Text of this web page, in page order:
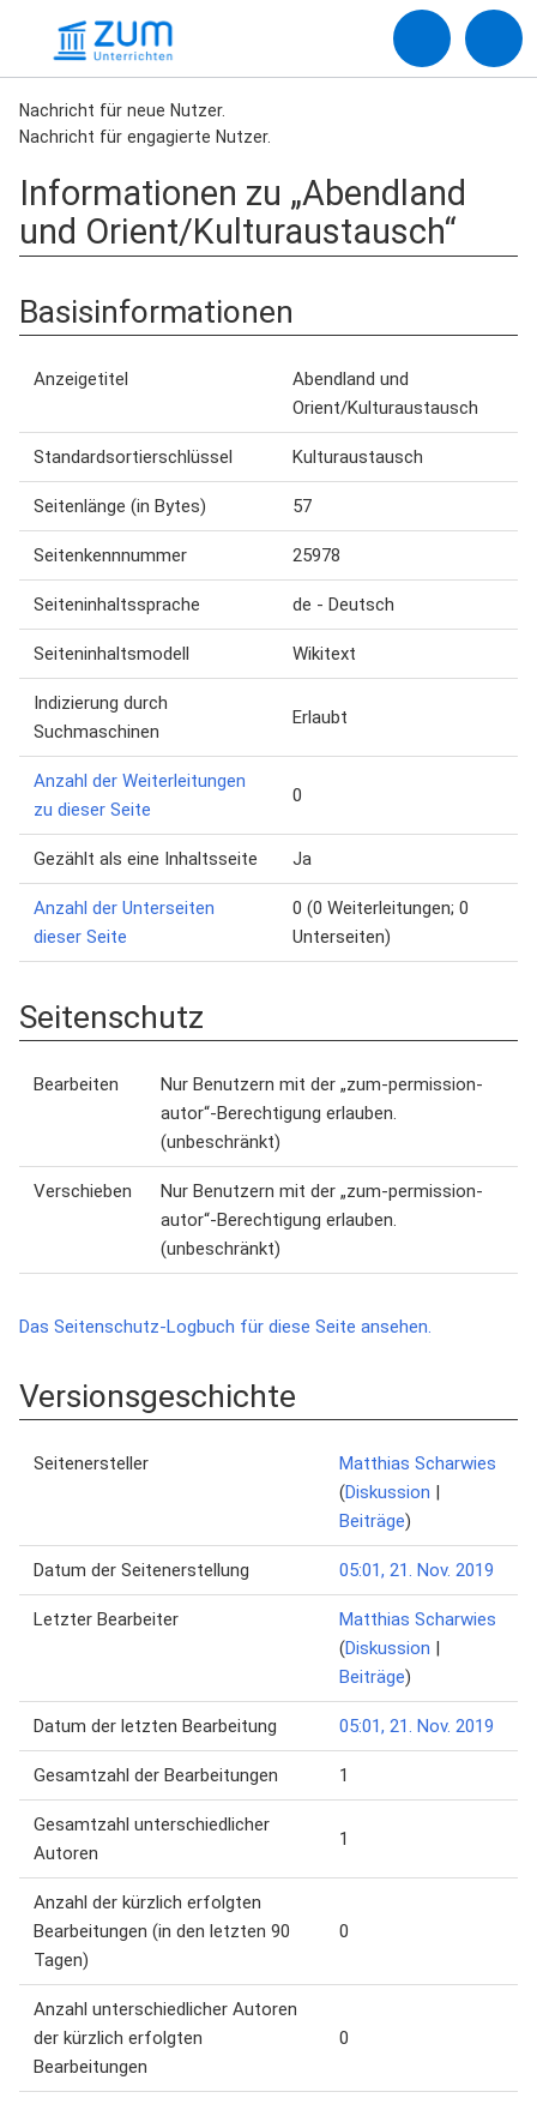
Nachricht für neue Nutzer.
Nachricht für engagierte Nutzer.
Informationen zu „Abendland
und Orient/Kulturaustausch“
Basisinformationen
Anzeigetitel
Abendland und
Orient/Kulturaustausch
Standardsortierschlüssel Kulturaustausch
Seitenlänge (in Bytes) 57
Seitenkennnummer 25978
Seiteninhaltssprache de - Deutsch
Seiteninhaltsmodell Wikitext
Indizierung durch
Suchmaschinen
Erlaubt
Anzahl der Weiterleitungen
zu dieser Seite
0
Gezählt als eine Inhaltsseite Ja
Anzahl der Unterseiten
dieser Seite
0 (0 Weiterleitungen; 0
Unterseiten)
Seitenschutz
Bearbeiten
Nur Benutzern mit der „zum-permission-
autor“-Berechtigung erlauben.
(unbeschränkt)
Verschieben
Nur Benutzern mit der „zum-permission-
autor“-Berechtigung erlauben.
(unbeschränkt)
Das Seitenschutz-Logbuch für diese Seite ansehen.
Versionsgeschichte
Seitenersteller
Matthias Scharwies
(Diskussion |
Beiträge)
Datum der Seitenerstellung 05:01, 21. Nov. 2019
Letzter Bearbeiter
Matthias Scharwies
(Diskussion |
Beiträge)
Datum der letzten Bearbeitung 05:01, 21. Nov. 2019
Gesamtzahl der Bearbeitungen 1
Gesamtzahl unterschiedlicher
Autoren
1
Anzahl der kürzlich erfolgten
Bearbeitungen (in den letzten 90
Tagen)
0
Anzahl unterschiedlicher Autoren
der kürzlich erfolgten
Bearbeitungen
0